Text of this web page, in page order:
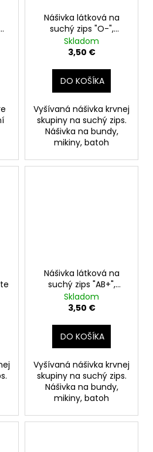
Nášivka látková na
suchý zips "O-",
coyote
Skladom
3,50 €
DO KOŠÍKA
Vyšívaná nášivka krvnej
skupiny na suchý zips.
Nášivka na bundy,
mikiny, batoh
Nášivka látková na
suchý zips "AB+",
coyote
Skladom
3,50 €
DO KOŠÍKA
Vyšívaná nášivka krvnej
skupiny na suchý zips.
Nášivka na bundy,
mikiny, batoh